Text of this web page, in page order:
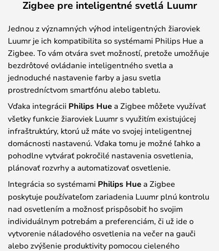
Zigbee pre inteligentné svetlá Luumr
Jednou z významných výhod inteligentných žiaroviek
Luumr je ich kompatibilita so systémami Philips Hue a
Zigbee. To vám otvára svet možností, pretože umožňuje
bezdrôtové ovládanie inteligentného svetla a
jednoduché nastavenie farby a jasu svetla
prostredníctvom smartfónu alebo tabletu.
Vďaka integrácii Philips Hue a Zigbee môžete využívať
všetky funkcie žiaroviek Luumr s využitím existujúcej
infraštruktúry, ktorú už máte vo svojej inteligentnej
domácnosti nastavenú. Vďaka tomu je možné ľahko a
pohodlne vytvárať pokročilé nastavenia osvetlenia,
plánovať rozvrhy a automatizovať osvetlenie.
Integrácia so systémami Philips Hue a Zigbee
poskytuje používateľom zariadenia Luumr plnú kontrolu
nad osvetlením a možnosť prispôsobiť ho svojim
individuálnym potrebám a preferenciám, či už ide o
vytvorenie náladového osvetlenia na večer na gauči
alebo zvýšenie produktivity pomocou cieleného